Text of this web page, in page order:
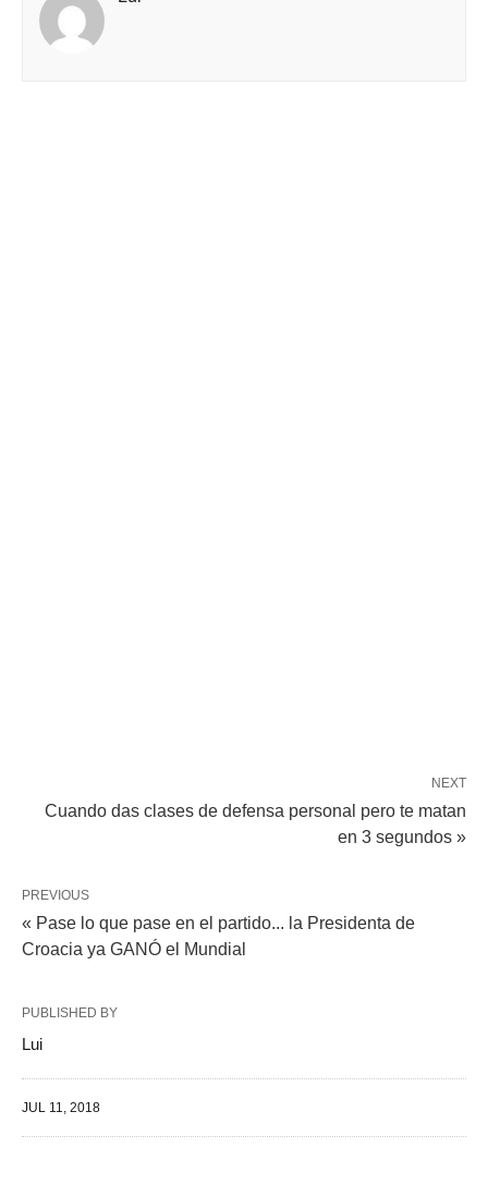
NEXT
Cuando das clases de defensa personal pero te matan
en 3 segundos »
PREVIOUS
« Pase lo que pase en el partido... la Presidenta de
Croacia ya GANÓ el Mundial
PUBLISHED BY
Lui
JUL 11, 2018